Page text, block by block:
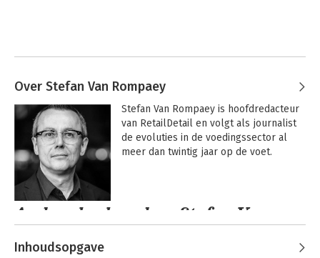
Over Stefan Van Rompaey
Stefan Van Rompaey is hoofdredacteur
van RetailDetail en volgt als journalist
de evoluties in de voedingssector al
meer dan twintig jaar op de voet.
Andere boeken door Stefan Van
Rompaey
Inhoudsopgave